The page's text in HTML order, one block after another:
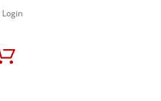
Login